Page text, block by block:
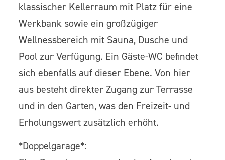
klassischer Kellerraum mit Platz für eine
Werkbank sowie ein großzügiger
Wellnessbereich mit Sauna, Dusche und
Pool zur Verfügung. Ein Gäste-WC befindet
sich ebenfalls auf dieser Ebene. Von hier
aus besteht direkter Zugang zur Terrasse
und in den Garten, was den Freizeit- und
Erholungswert zusätzlich erhöht.
*Doppelgarage*: